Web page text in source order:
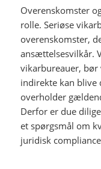
Overenskomster
rolle. Seriøse
overenskomster,
ansættelsesvilkår.
vikarbureauer,
indirekte kan blive
overholder
Derfor er due
et spørgsmål om
juridisk